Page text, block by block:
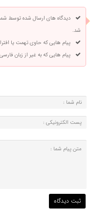
دیدگاه های ارسال شده توسط
شد.
پیام هایی که حاوی تهمت یا
پیام هایی که به غیر از زبان